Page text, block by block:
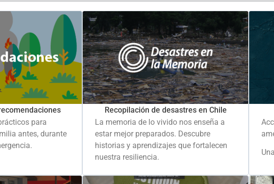
para
antes, durante
Recopilación de desastres en Chile
La memoria de lo vivido nos enseña a
estar mejor preparados. Descubre
historias y aprendizajes que fortalecen
nuestra resiliencia.